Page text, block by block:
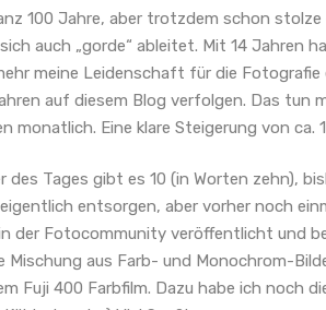
100 Jahre, aber trotzdem schon
auch „gorde“ ableitet. Mit 14 Jahren
meine Leidenschaft für die
auf diesem Blog verfolgen. Das tun
monatlich. Eine klare Steigerung von
des Tages gibt es 10 (in Worten zehn),
entsorgen, aber vorher noch
der Fotocommunity veröffentlicht und
Mischung aus Farb- und Monochrom-
Fuji 400 Farbfilm. Dazu habe ich noch